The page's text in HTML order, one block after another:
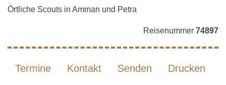
Örtliche Scouts in Amman und Petra
Reisenummer 74897
Termine Kontakt Senden Drucken